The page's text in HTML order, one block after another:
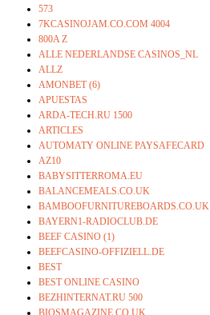
573
7KCASINOJAM.CO.COM 4004
800A Z
ALLE NEDERLANDSE CASINOS_NL
ALLZ
AMONBET (6)
APUESTAS
ARDA-TECH.RU 1500
ARTICLES
AUTOMATY ONLINE PAYSAFECARD
AZ10
BABYSITTERROMA.EU
BALANCEMEALS.CO.UK
BAMBOOFURNITUREBOARDS.CO.UK
BAYERN1-RADIOCLUB.DE
BEEF CASINO (1)
BEEFCASINO-OFFIZIELL.DE
BEST
BEST ONLINE CASINO
BEZHINTERNAT.RU 500
BIOSMAGAZINE.CO.UK